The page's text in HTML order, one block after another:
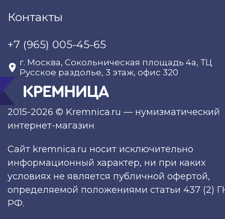
2015-2026 © Kremnica.ru — нумизматический
интернет-магазин
Контакты
+7 (965) 005-45-65
г. Москва, Сокольническая площадь 4а, ТЦ
Русское раздолье, 3 этаж, офис 320
Сайт kremnica.ru носит исключительно
информационный характер, ни при каких
условиях не является публичной офертой,
определяемой положениями статьи 437 (2)
РФ.